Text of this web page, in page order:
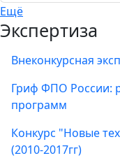
Ещё
Экспертиза
Внеконкурсная
Гриф ФПО России:
программ
Конкурс "Новые
(2010-2017гг)